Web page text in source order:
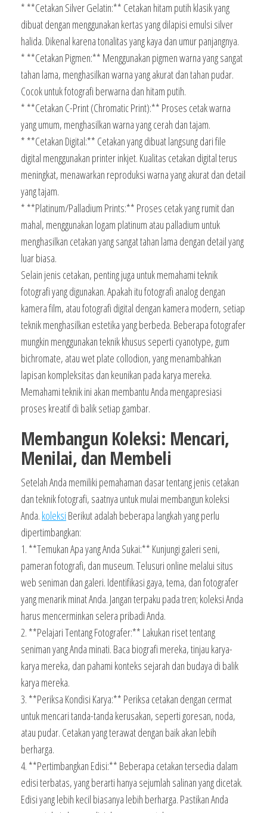
* **Cetakan Silver Gelatin:** Cetakan hitam putih klasik yang
dibuat dengan menggunakan kertas yang dilapisi emulsi silver
halida. Dikenal karena tonalitas yang kaya dan umur panjangnya.
* **Cetakan Pigmen:** Menggunakan pigmen warna yang sangat
tahan lama, menghasilkan warna yang akurat dan tahan pudar.
Cocok untuk fotografi berwarna dan hitam putih.
* **Cetakan C-Print (Chromatic Print):** Proses cetak warna
yang umum, menghasilkan warna yang cerah dan tajam.
* **Cetakan Digital:** Cetakan yang dibuat langsung dari file
digital menggunakan printer inkjet. Kualitas cetakan digital terus
meningkat, menawarkan reproduksi warna yang akurat dan detail
yang tajam.
* **Platinum/Palladium Prints:** Proses cetak yang rumit dan
mahal, menggunakan logam platinum atau palladium untuk
menghasilkan cetakan yang sangat tahan lama dengan detail yang
luar biasa.
Selain jenis cetakan, penting juga untuk memahami teknik
fotografi yang digunakan. Apakah itu fotografi analog dengan
kamera film, atau fotografi digital dengan kamera modern, setiap
teknik menghasilkan estetika yang berbeda. Beberapa fotografer
mungkin menggunakan teknik khusus seperti cyanotype, gum
bichromate, atau wet plate collodion, yang menambahkan
lapisan kompleksitas dan keunikan pada karya mereka.
Memahami teknik ini akan membantu Anda mengapresiasi
proses kreatif di balik setiap gambar.
Membangun Koleksi: Mencari,
Menilai, dan Membeli
Setelah Anda memiliki pemahaman dasar tentang jenis cetakan
dan teknik fotografi, saatnya untuk mulai membangun koleksi
Anda. koleksi Berikut adalah beberapa langkah yang perlu
dipertimbangkan:
1. **Temukan Apa yang Anda Sukai:** Kunjungi galeri seni,
pameran fotografi, dan museum. Telusuri online melalui situs
web seniman dan galeri. Identifikasi gaya, tema, dan fotografer
yang menarik minat Anda. Jangan terpaku pada tren; koleksi Anda
harus mencerminkan selera pribadi Anda.
2. **Pelajari Tentang Fotografer:** Lakukan riset tentang
seniman yang Anda minati. Baca biografi mereka, tinjau karya-
karya mereka, dan pahami konteks sejarah dan budaya di balik
karya mereka.
3. **Periksa Kondisi Karya:** Periksa cetakan dengan cermat
untuk mencari tanda-tanda kerusakan, seperti goresan, noda,
atau pudar. Cetakan yang terawat dengan baik akan lebih
berharga.
4. **Pertimbangkan Edisi:** Beberapa cetakan tersedia dalam
edisi terbatas, yang berarti hanya sejumlah salinan yang dicetak.
Edisi yang lebih kecil biasanya lebih berharga. Pastikan Anda